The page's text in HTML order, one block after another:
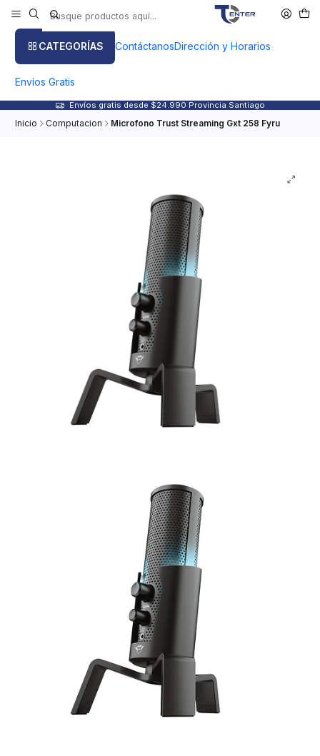
CATEGORÍAS ContáctanosDirección y Horarios
Envíos Gratis
Envíos gratis desde $24.990 Provincia Santiago
Inicio Computacion Microfono Trust Streaming Gxt 258 Fyru